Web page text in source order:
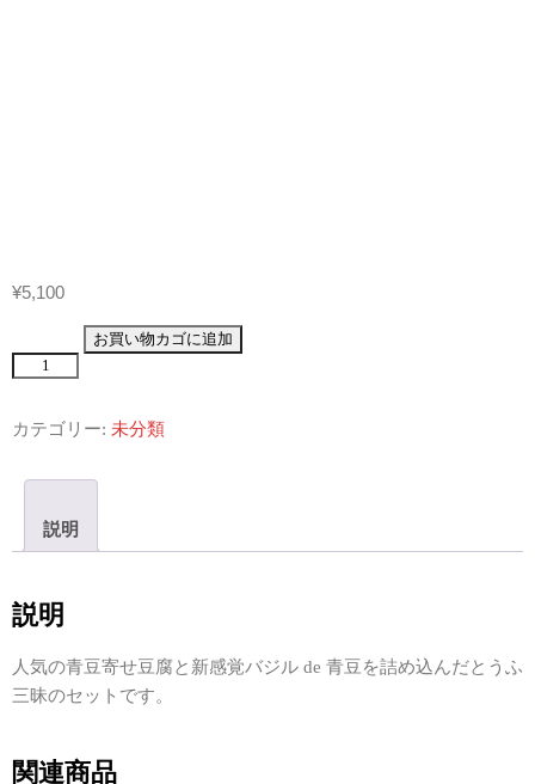
¥5,100
と
昧
ッ
ト
お買い物カゴに追加
カテゴリー: 未分類
説明
説明
人気の青豆寄せ豆腐と新感覚バジル de 青豆を詰め込んだとうふ
三昧のセットです。
関連商品